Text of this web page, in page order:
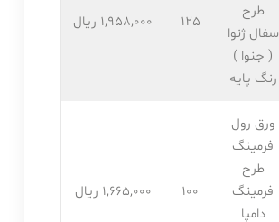
طرح
سفال ژنوا
( جنوا )
رنگ پایه
125 1,958,۰۰۰ ریال
ورق رول
فرمینگ
طرح
فرمینگ
دامپا
100 1,665,۰۰۰ ریال